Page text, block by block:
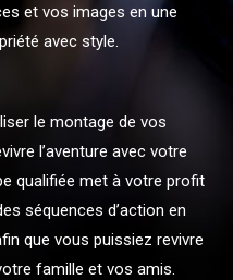
et vos images en une
avec style.
le montage de vos
l’aventure avec votre
qualifiée met à votre profit
séquences d’action en
que vous puissiez revivre
famille et vos amis.